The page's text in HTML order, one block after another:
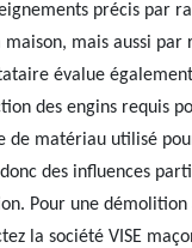
précis par
maison, mais aussi par
évalue
des engins requis
de matériau utilisé
des influences
Pour une démolition
la société VISE